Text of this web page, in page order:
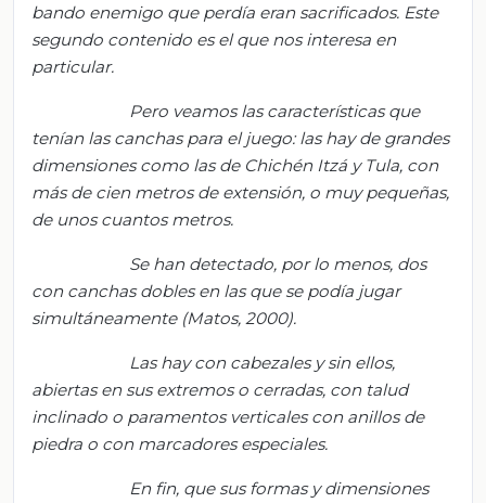
bando enemigo que perdía eran sacrificados. Este
segundo contenido es el que nos interesa en
particular.
Pero veamos las características que
tenían las canchas para el juego: las hay de grandes
dimensiones como las de Chichén Itzá y Tula, con
más de cien metros de extensión, o muy pequeñas,
de unos cuantos metros.
Se han detectado, por lo menos, dos
con canchas dobles en las que se podía jugar
simultáneamente (Matos, 2000).
Las hay con cabezales y sin ellos,
abiertas en sus extremos o cerradas, con talud
inclinado o paramentos verticales con anillos de
piedra o con marcadores especiales.
En fin, que sus formas y dimensiones